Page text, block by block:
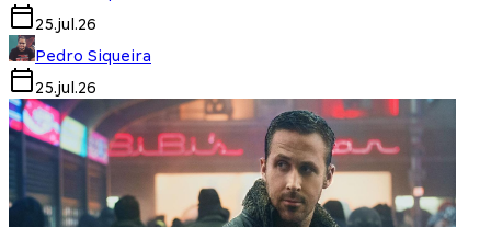
25.jul.26
Pedro Siqueira
25.jul.26